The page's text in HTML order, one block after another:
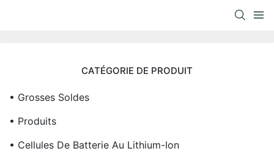
CATÉGORIE DE PRODUIT
• Grosses Soldes
• Produits
• Cellules De Batterie Au Lithium-Ion